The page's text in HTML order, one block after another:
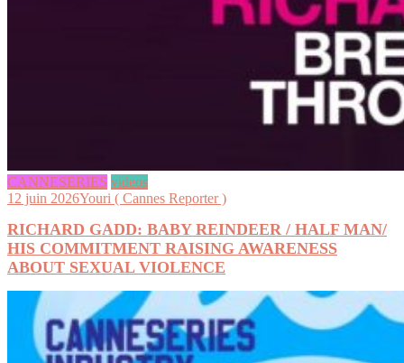
CANNESERIES videos
12 juin 2026Youri ( Cannes Reporter )
RICHARD GADD: BABY REINDEER / HALF MAN/
HIS COMMITMENT RAISING AWARENESS
ABOUT SEXUAL VIOLENCE